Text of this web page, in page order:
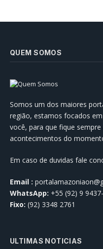
QUEM SOMOS
Somos um dos maiores
região, estamos focados
você, para que fique
acontecimentos do
Em caso de duvidas fale
Email :
WhatsApp: +55 (92) 9
Fixo: (92) 3348 2761
ULTIMAS NOTICIAS